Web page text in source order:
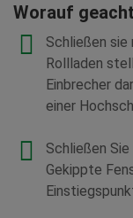
Worauf
Schließen
Rollladen
Einbrecher
einer
Schließen
Gekippte